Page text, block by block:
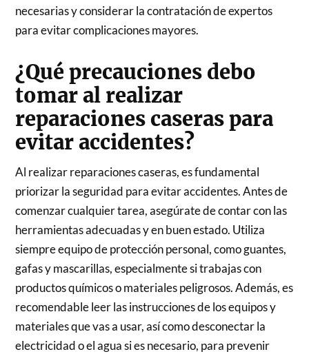
necesarias y considerar la contratación de expertos
para evitar complicaciones mayores.
¿Qué precauciones debo
tomar al realizar
reparaciones caseras para
evitar accidentes?
Al realizar reparaciones caseras, es fundamental
priorizar la seguridad para evitar accidentes. Antes de
comenzar cualquier tarea, asegúrate de contar con las
herramientas adecuadas y en buen estado. Utiliza
siempre equipo de protección personal, como guantes,
gafas y mascarillas, especialmente si trabajas con
productos químicos o materiales peligrosos. Además, es
recomendable leer las instrucciones de los equipos y
materiales que vas a usar, así como desconectar la
electricidad o el agua si es necesario, para prevenir